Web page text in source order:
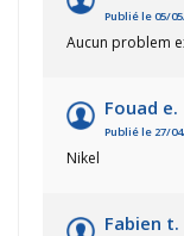
Publié le 05/
Aucun problem
Fouad e.
Publié le 27/
Nikel
Fabien t.